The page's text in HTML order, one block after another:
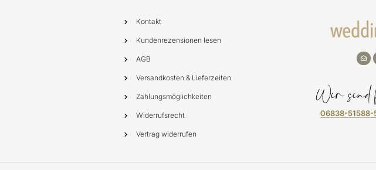
Kontakt
Kundenrezensionen lesen
AGB
Versandkosten & Lieferzeiten
Zahlungsmöglichkeiten
Widerrufsrecht
Vertrag widerrufen
Wir sind
06838-51588-